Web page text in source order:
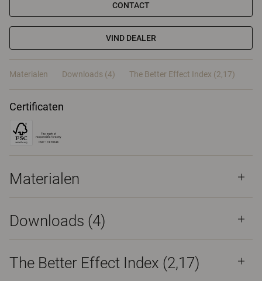
CONTACT
VIND DEALER
Materialen Downloads (4) The Better Effect Index (2,17)
Certificaten
Materialen
Downloads (4)
The Better Effect Index (2,17)